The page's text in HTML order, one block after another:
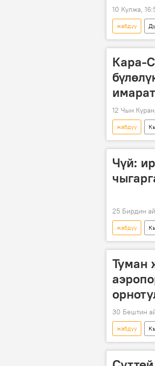
10 Кулжа,
жабдуу
Кара-
12 Чын
жабдуу
иш сапар
Чүй:
25 Бирдин
жабдуу
завод
Туман
30 Бештин
жабдуу
коопсуздук